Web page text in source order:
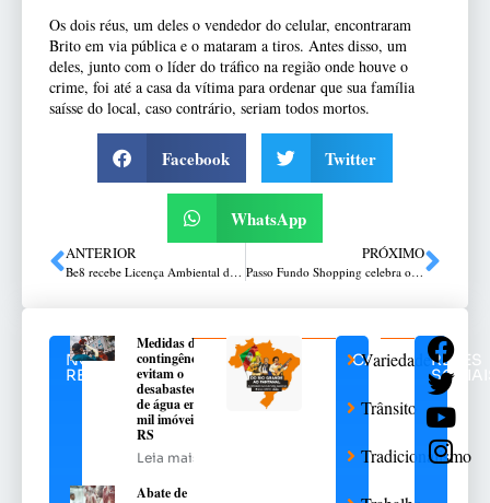
Os dois réus, um deles o vendedor do celular, encontraram
Brito em via pública e o mataram a tiros. Antes disso, um
deles, junto com o líder do tráfico na região onde houve o
crime, foi até a casa da vítima para ordenar que sua família
saísse do local, caso contrário, seriam todos mortos.
Facebook Twitter
WhatsApp
ANTERIOR
Be8 recebe Licença Ambiental da FEPAM para planta de Etanol
PRÓXIMO
Passo Fundo Shopping celebra o Dia das Mães com a campanha Mãe, Amor que Faz Florescer
NOTÍCIAS
RELACIONADAS
Medidas de
contingência
evitam o
desabastecimento
de água em 376
mil imóveis no
RS
Leia mais
Abate de
CATEGORIAS
Variedades
Trânsito
Tradicionalismo
REDES